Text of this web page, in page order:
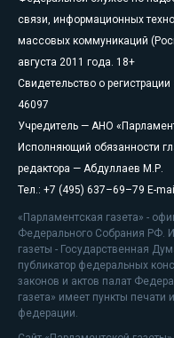
связи, информационных
массовых коммуникаций
августа 2011 года. 18+
Свидетельство о
46097
Учредитель — АНО
Исполняющий обязанности
редактора — Абдуллаев М.Р.
Тел.: +7 (495) 637–69–79 E-
«Парламентская газета» -
Федерального Собрания РФ.
газеты - Государственная
публикатор федеральных
законов и актов палат
газета» имеет пункты печати
федерации.